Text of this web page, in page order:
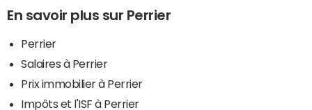
En savoir plus sur Perrier
Perrier
Salaires à Perrier
Prix immobilier à Perrier
Impôts et l'ISF à Perrier